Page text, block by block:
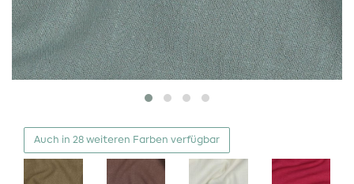
Auch in 28 weiteren Farben verfügbar